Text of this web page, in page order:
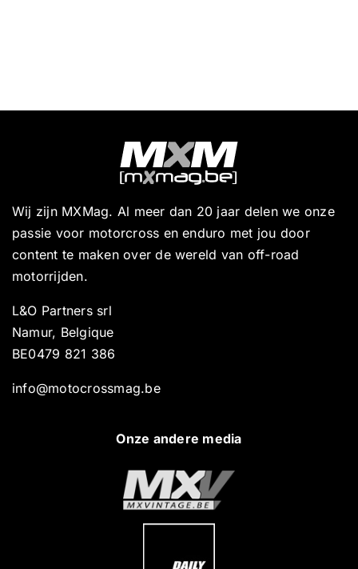
Wij zijn MXMag. Al meer dan 20 jaar delen we onze
passie voor motorcross en enduro met jou door
content te maken over de wereld van off-road
motorrijden.
L&O Partners srl
Namur, Belgique
BE0479 821 386
info@motocrossmag.be
Onze andere media